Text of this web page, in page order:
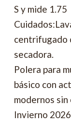
S y mide 1.75
centrifugado
secadora.
Polera para
básico con
modernos
Invierno